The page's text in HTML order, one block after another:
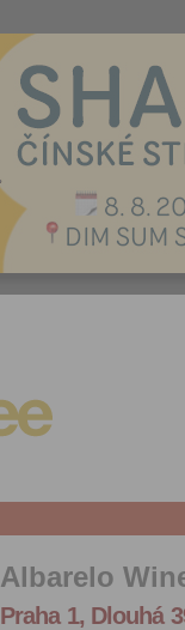
Albarelo
Praha 1, Dlouhá